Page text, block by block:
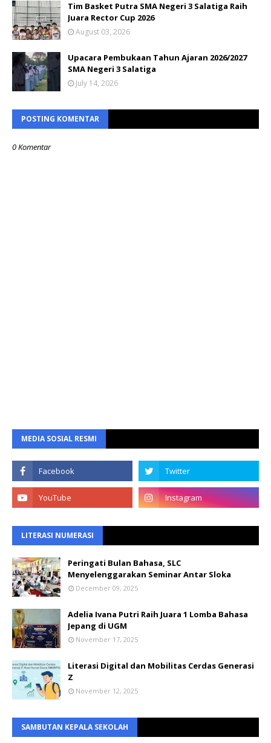
Tim Basket Putra SMA Negeri 3 Salatiga Raih
Juara Rector Cup 2026
August 03, 2026
Upacara Pembukaan Tahun Ajaran 2026/2027
SMA Negeri 3 Salatiga
July 14, 2026
POSTING KOMENTAR
0 Komentar
MEDIA SOSIAL RESMI
LITERASI NUMERASI
Peringati Bulan Bahasa, SLC
Menyelenggarakan Seminar Antar Sloka
December 09, 2025
Adelia Ivana Putri Raih Juara 1 Lomba Bahasa
Jepang di UGM
November 17, 2025
Literasi Digital dan Mobilitas Cerdas Generasi
Z
November 12, 2025
SAMBUTAN KEPALA SEKOLAH